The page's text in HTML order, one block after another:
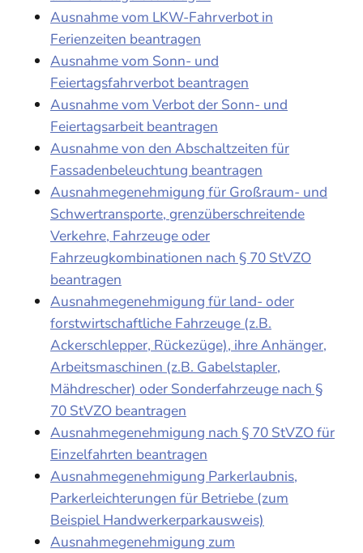
Ausnahme vom LKW-Fahrverbot in
Ferienzeiten beantragen
Ausnahme vom Sonn- und
Feiertagsfahrverbot beantragen
Ausnahme vom Verbot der Sonn- und
Feiertagsarbeit beantragen
Ausnahme von den Abschaltzeiten für
Fassadenbeleuchtung beantragen
Ausnahmegenehmigung für Großraum- und
Schwertransporte, grenzüberschreitende
Verkehre, Fahrzeuge oder
Fahrzeugkombinationen nach § 70 StVZO
beantragen
Ausnahmegenehmigung für land- oder
forstwirtschaftliche Fahrzeuge (z.B.
Ackerschlepper, Rückezüge), ihre Anhänger,
Arbeitsmaschinen (z.B. Gabelstapler,
Mähdrescher) oder Sonderfahrzeuge nach §
70 StVZO beantragen
Ausnahmegenehmigung nach § 70 StVZO für
Einzelfahrten beantragen
Ausnahmegenehmigung Parkerlaubnis,
Parkerleichterungen für Betriebe (zum
Beispiel Handwerkerparkausweis)
Ausnahmegenehmigung zum